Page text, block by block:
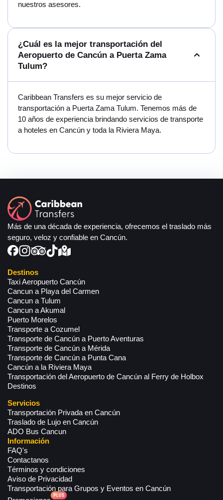
nuestros asesores.
¿Cuál es la mejor transportación del
Aeropuerto de Cancún a Puerta Zama
Tulum?
Caribbean Transfers es su mejor servicio de
transportación a Puerta Zama Tulum. Tenemos más de
10 años de experiencia brindando servicios de transporte
a hoteles en Cancún y toda la Riviera Maya.
Más de una década de experiencia, ofrecemos el traslado más
seguro, veloz y confiable en Cancún.
Destinos
Taxi Aeropuerto Cancún
Cancun a Playa del Carmen
Cancun a Tulum
Cancun a Akumal
Puerto Morelos
Transporte a Cozumel
Transporte de Cancún a Puerto Aventuras
Transporte de Cancún a Mérida
Transporte de Cancún a Punta Cana
Cancún a la Riviera Maya
Transportación del Aeropuerto de Cancún al Ferry de Holbox
Destinos
Servicios
Transportación Privada en Cancún
Traslado de Lujo en Cancún
ADO Bus Cancun
Información
FAQ's
Contactanos
Términos y condiciones
Aviso de Privacidad
Transportación para Grupos y Eventos en Cancún